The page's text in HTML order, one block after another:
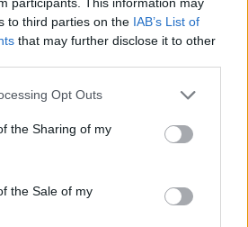
to third parties on the IAB’s List of
that may further disclose it to other
Opt Outs
the Sharing of my
the Sale of my